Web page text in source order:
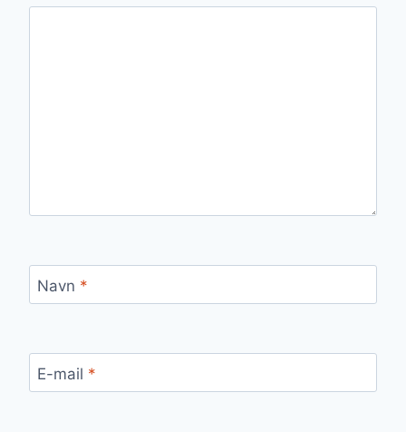
Navn *
E-mail *